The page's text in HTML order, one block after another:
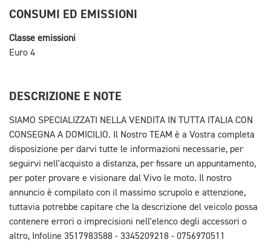
CONSUMI ED EMISSIONI
Classe emissioni
Euro 4
DESCRIZIONE E NOTE
SIAMO SPECIALIZZATI NELLA VENDITA IN TUTTA ITALIA CON
CONSEGNA A DOMICILIO. Il Nostro TEAM è a Vostra completa
disposizione per darvi tutte le informazioni necessarie, per
seguirvi nell'acquisto a distanza, per fissare un appuntamento,
per poter provare e visionare dal Vivo le moto. Il nostro
annuncio è compilato con il massimo scrupolo e attenzione,
tuttavia potrebbe capitare che la descrizione del veicolo possa
contenere errori o imprecisioni nell'elenco degli accessori o
altro, Infoline 3517983588 - 3345209218 - 0756970511